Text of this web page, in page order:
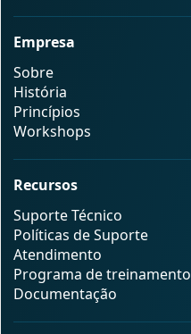
Empresa
Sobre
História
Princípios
Workshops
Recursos
Suporte Técnico
Políticas de Suporte
Atendimento
Programa de treinamento
Documentação